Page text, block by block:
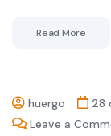
Read More
huergo
28
Leave a